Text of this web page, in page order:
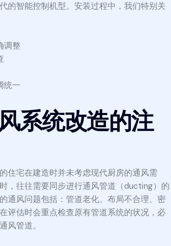
的智能控制机型。安装过程中，我们特别关
调整
统一
系统改造的注
住宅在建造时并未考虑现代厨房的通风需
，往往需要同步进行通风管道（ducting）的
通风问题包括：管道老化、布局不合理、密
评估时会重点检查原有管道系统的状况，必
风管道。